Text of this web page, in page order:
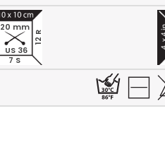
7 S
12 R
20 mm
US 36